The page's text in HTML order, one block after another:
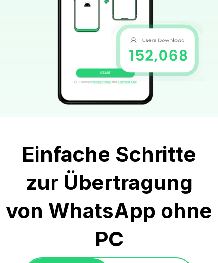
Einfache Schritte
zur Übertragung
von WhatsApp ohne
PC